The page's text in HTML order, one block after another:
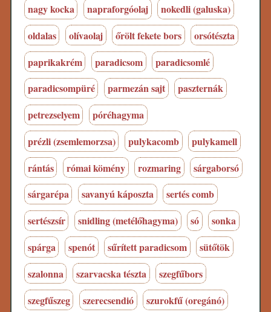
nagy kocka
napraforgóolaj
nokedli (galuska)
oldalas
olívaolaj őrölt fekete bors
orsótészta
paprikakrém
paradicsom
paradicsomlé
paradicsompüré
parmezán sajt
paszternák
petrezselyem
póréhagyma
prézli (zsemlemorzsa)
pulykacomb
pulykamell
rántás
római kömény rozmaring
sárgaborsó
sárgarépa
savanyú káposzta
sertés comb
sertészsír
snidling (metélőhagyma) só
sonka
spárga
spenót sűrített paradicsom
sütőtök
szalonna
szarvacska tészta
szegfűbors
szegfűszeg
szerecsendió szurokfű (oregánó)